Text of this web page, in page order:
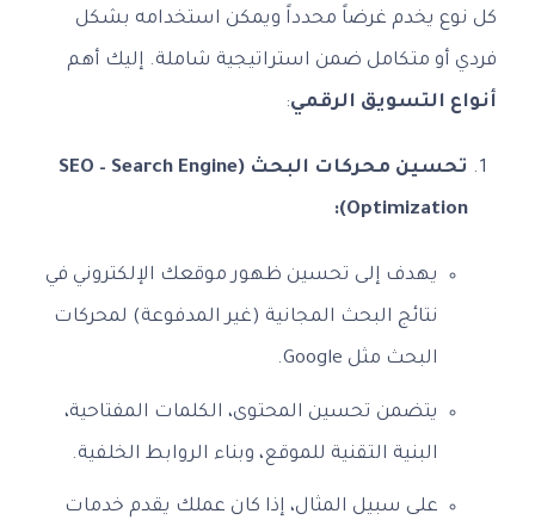
كل نوع يخدم غرضاً محدداً ويمكن استخدامه بشكل
فردي أو متكامل ضمن استراتيجية شاملة. إليك أهم
أنواع التسويق الرقمي:
تحسين محركات البحث (SEO – Search Engine
Optimization):
يهدف إلى تحسين ظهور موقعك الإلكتروني في
نتائج البحث المجانية (غير المدفوعة) لمحركات
البحث مثل Google.
يتضمن تحسين المحتوى، الكلمات المفتاحية،
البنية التقنية للموقع، وبناء الروابط الخلفية.
على سبيل المثال، إذا كان عملك يقدم خدمات